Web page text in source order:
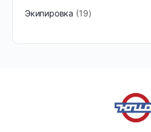
Экипировка
19